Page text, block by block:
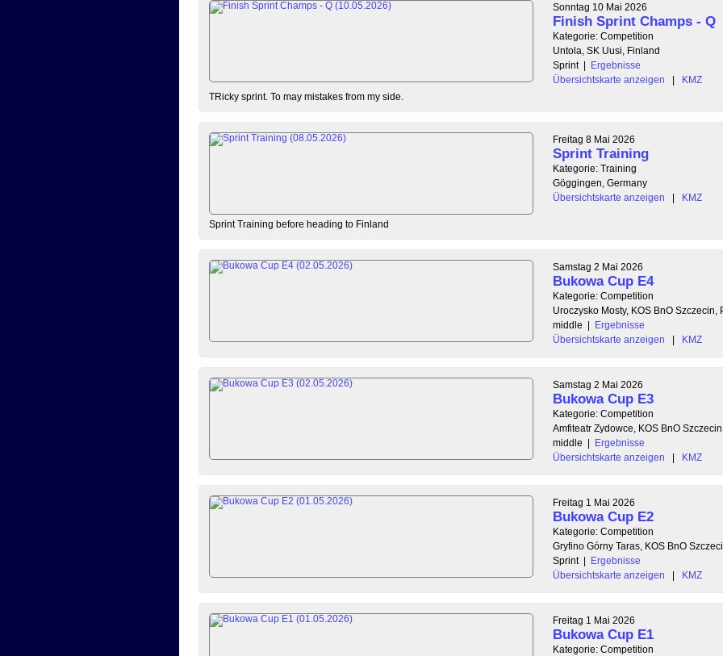
Sonntag 10 Mai 2026
Finish Sprint Champs - Q
Kategorie: Competition
Untola, SK Uusi, Finland
Sprint | Ergebnisse
Übersichtskarte anzeigen
|
KMZ
TRicky sprint. To may mistakes from my side.
Freitag 8 Mai 2026
Sprint Training
Kategorie: Training
Göggingen, Germany
Übersichtskarte anzeigen
| KMZ
Sprint Training before heading to Finland
Samstag 2 Mai 2026
Bukowa Cup E4
Kategorie: Competition
Uroczysko Mosty, KOS BnO Szczecin,
middle | Ergebnisse
Übersichtskarte anzeigen
| KMZ
Samstag 2 Mai 2026
Bukowa Cup E3
Kategorie: Competition
Amfiteatr Zydowce, KOS BnO
middle | Ergebnisse
Übersichtskarte anzeigen
| KMZ
Freitag 1 Mai 2026
Bukowa Cup E2
Kategorie: Competition
Gryfino Górny Taras, KOS BnO
Sprint | Ergebnisse
Übersichtskarte anzeigen
| KMZ
Freitag 1 Mai 2026
Bukowa Cup E1
Kategorie: Competition